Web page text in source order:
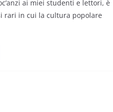
ai miei studenti e lettori, è
rari in cui la cultura popolare